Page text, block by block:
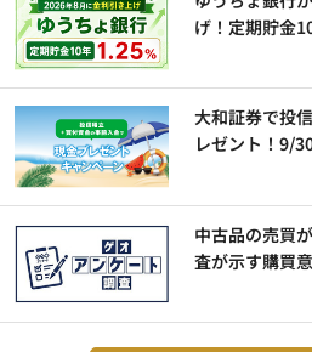
げ！定期貯金
大和証券で投
レゼント！9/
中古品の売買
査が示す購買